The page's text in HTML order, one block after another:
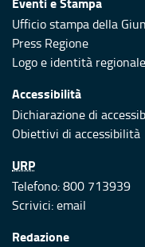
Ufficio stampa della
Press Regione
Logo e identità regionale
Accessibilità
Dichiarazione di
Obiettivi di accessibilità
URP
Telefono: 800 713939
Scrivici:email
Redazione